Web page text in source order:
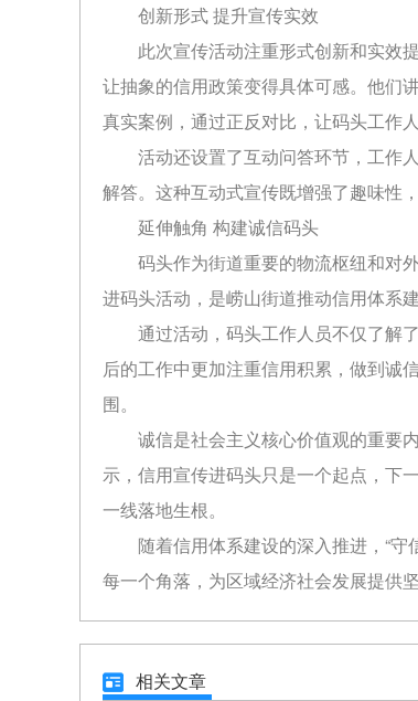
创新形式 提升宣传实效
此次宣传活动注重形式创新和实效
让抽象的信用政策变得具体可感。他们
真实案例，通过正反对比，让码头工作
活动还设置了互动问答环节，工作
解答。这种互动式宣传既增强了趣味性
延伸触角 构建诚信码头
码头作为街道重要的物流枢纽和对
进码头活动，是崂山街道推动信用体系
通过活动，码头工作人员不仅了解
后的工作中更加注重信用积累，做到诚
围。
诚信是社会主义核心价值观的重要
示，信用宣传进码头只是一个起点，下
一线落地生根。
随着信用体系建设的深入推进，“
每一个角落，为区域经济社会发展提供
相关文章